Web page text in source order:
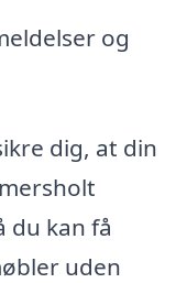
og
dig, at din
du kan få
uden